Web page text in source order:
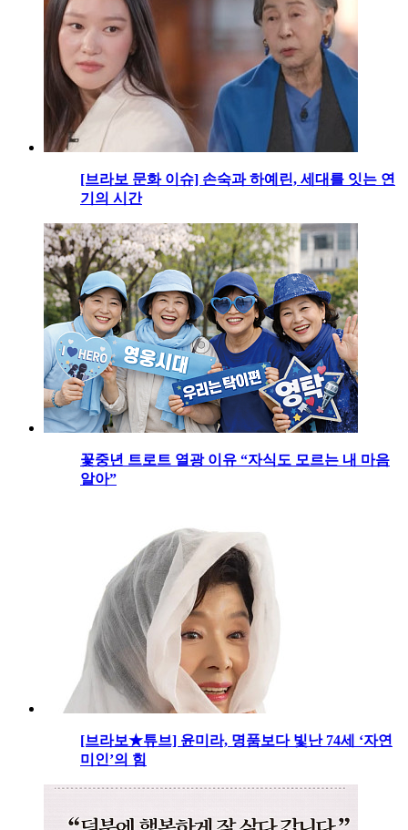
[브라보 문화 이슈] 손숙과 하예린, 세대를 잇는 연
기의 시간
꽃중년 트로트 열광 이유 “자식도 모르는 내 마음
알아”
[브라보★튜브] 윤미라, 명품보다 빛난 74세 ‘자연
미인’의 힘